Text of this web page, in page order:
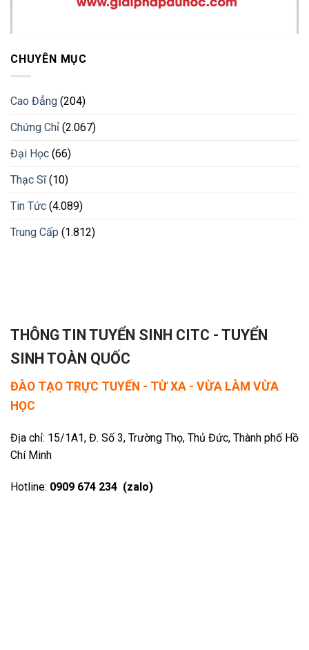
CHUYÊN MỤC
Cao Đẳng (204)
Chứng Chỉ (2.067)
Đại Học (66)
Thạc Sĩ(10)
Tin Tức (4.089)
Trung Cấp (1.812)
THÔNG TIN TUYỂN SINH CITC - TUYỂN
SINH TOÀN QUỐC
ĐÀO TẠO TRỰC TUYẾN - TỪ XA - VỪA LÀM VỪA
HỌC
Địa chỉ: 15/1A1, Đ. Số 3, Trường Thọ, Thủ Đức, Thành phố Hồ
Chí Minh
Hotline: 0909 674 234 (zalo)